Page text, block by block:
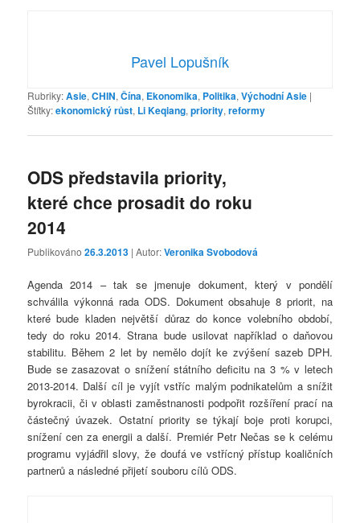
Pavel Lopušník
Rubriky:Asie,CHIN,Čína, Ekonomika, Politika,Východní Asie |
Štítky:ekonomický růst, Li Keqiang,priority,reformy
ODS představila priority,
které chce prosadit do roku
2014
Publikováno26.3.2013 | Autor:Veronika Svobodová
Agenda 2014 – tak se jmenuje dokument, který v pondělí
schválila výkonná rada ODS. Dokument obsahuje 8 priorit, na
které bude kladen největší důraz do konce volebního období,
tedy do roku 2014. Strana bude usilovat například o daňovou
stabilitu. Během 2 let by nemělo dojít ke zvýšení sazeb DPH.
Bude se zasazovat o snížení státního deficitu na 3 % v letech
2013-2014. Další cíl je vyjít vstříc malým podnikatelům a snížit
byrokracii, či v oblasti zaměstnanosti podpořit rozšíření prací na
částečný úvazek. Ostatní priority se týkají boje proti korupci,
snížení cen za energii a další. Premiér Petr Nečas se k celému
programu vyjádřil slovy, že doufá ve vstřícný přístup koaličních
partnerů a následné přijetí souboru cílů ODS.